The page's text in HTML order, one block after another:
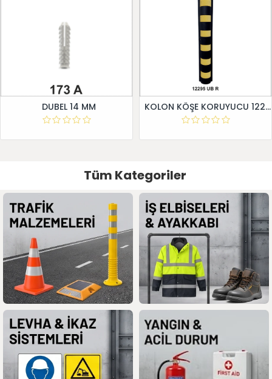
DUBEL 14 MM KOLON KÖŞE KORUYUCU 12295 UB R
Tüm Kategoriler